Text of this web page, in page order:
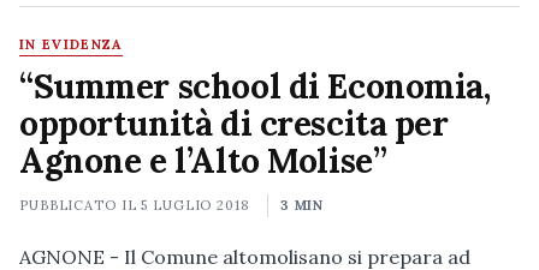
IN EVIDENZA
“Summer school di Economia,
opportunità di crescita per
Agnone e l’Alto Molise”
PUBBLICATO IL5 LUGLIO 2018 3 MIN
AGNONE - Il Comune altomolisano si prepara ad